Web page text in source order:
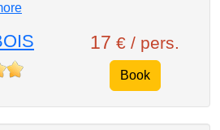
17 € / pers.
Book